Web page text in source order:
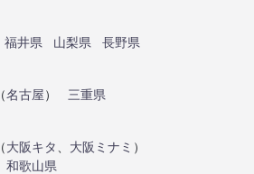
福井県 山梨県
長野県
（名古屋）
三重県
（大阪キタ 大阪ミナミ ）
和歌山県